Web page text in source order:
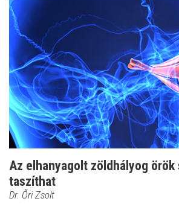
Az elhanyagolt zöldhályog
taszíthat
Dr. Őri Zsolt